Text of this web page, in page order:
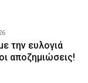
την ευλογιά
αποζημιώσεις!